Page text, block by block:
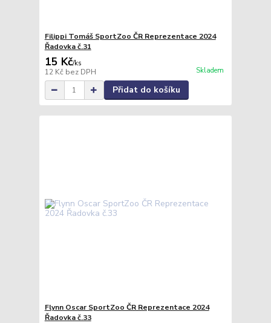
Filippi Tomáš SportZoo ČR Reprezentace 2024
Řadovka č.31
15 Kč/ks
12 Kč bez DPH Skladem
Přidat do košíku
Flynn Oscar SportZoo ČR Reprezentace 2024
Řadovka č.33